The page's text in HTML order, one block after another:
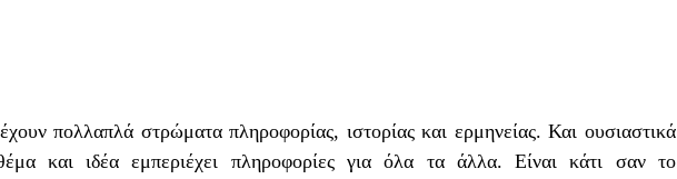
πολλαπλά στρώματα πληροφορίας, ιστορίας και ερμηνείας. Και ουσιαστικά
και ιδέα εμπεριέχει πληροφορίες για όλα τα άλλα. Είναι κάτι σαν το